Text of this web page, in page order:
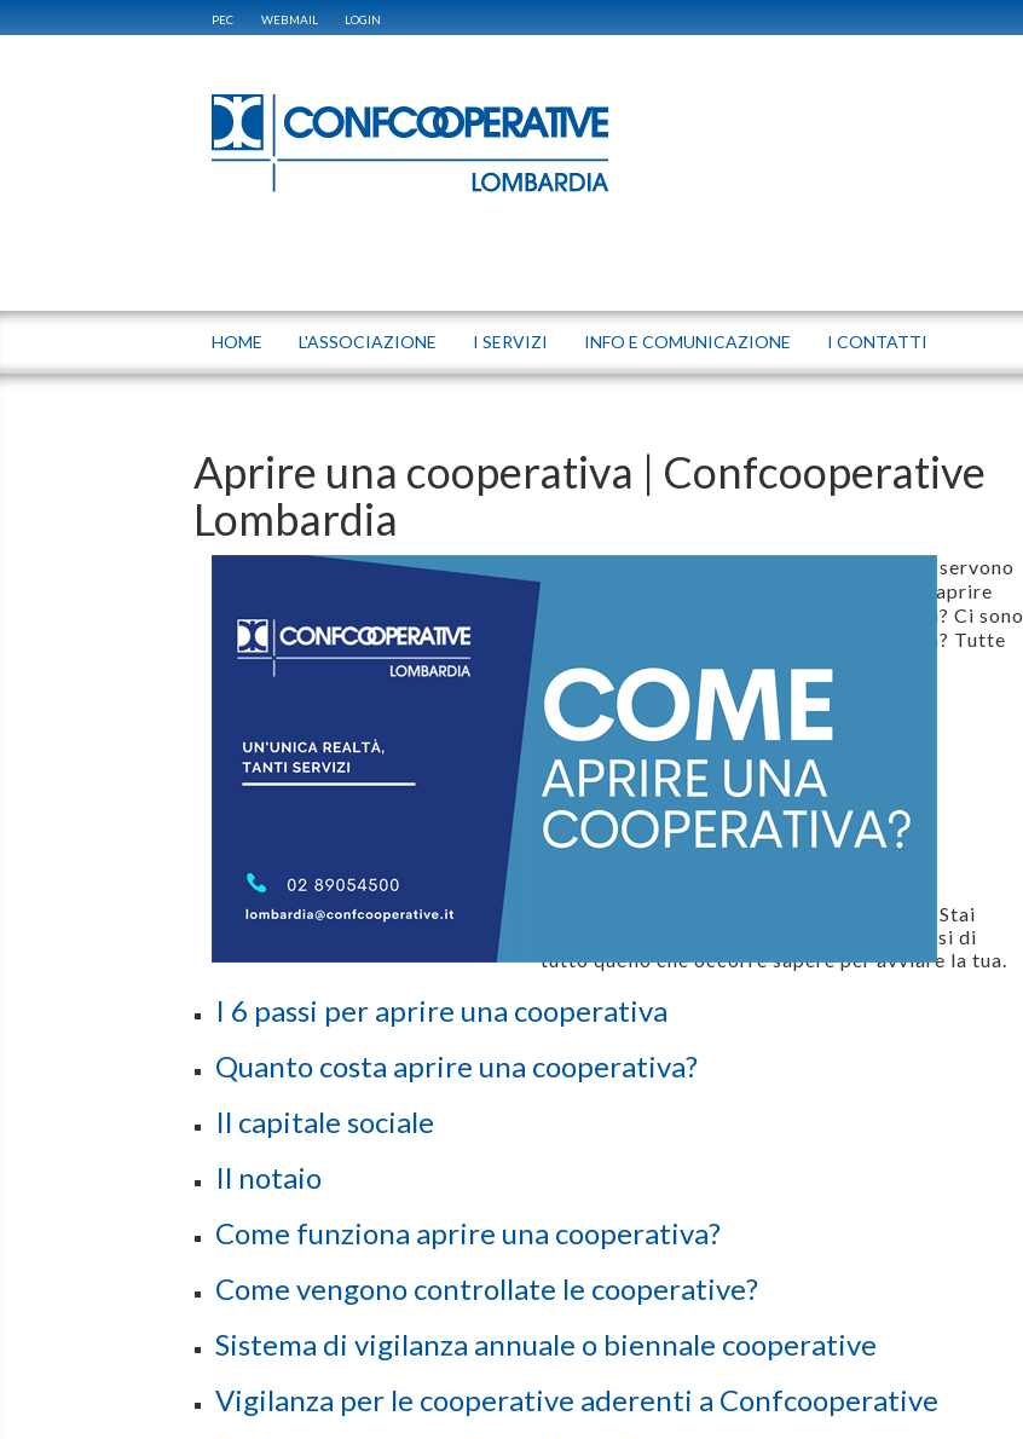
PEC WEBMAIL LOGIN
HOME L'ASSOCIAZIONE I SERVIZI INFO E COMUNICAZIONE I CONTATTI
Aprire una cooperativa | Confcooperative
Lombardia
? Quanti soci servono
per aprire una cooperativa? Quanto costa aprire
una cooperativa? Come si dividono gli utili? Ci sono
vantaggi fiscali per aprire una cooperativa? Tutte
le risposte ai quesiti
mercoledì 20 gennaio 2021
Categorie:
Segnaliamo
Tags:Impresa sociale , Agevolazioni
fiscali
,aprire cooperativa,
cooperativa,start up
cooperativa ,notaio,capitale
? Stai
valutando se fa al caso tuo? Ecco una sintesi di
tutto quello che occorre sapere per avviare la tua.
I 6 passi per aprire una cooperativa
Quanto costa aprire una cooperativa?
Il capitale sociale
Il notaio
Come funziona aprire una cooperativa?
Come vengono controllate le cooperative?
Sistema di vigilanza annuale o biennale cooperative
Vigilanza per le cooperative aderenti a Confcooperative